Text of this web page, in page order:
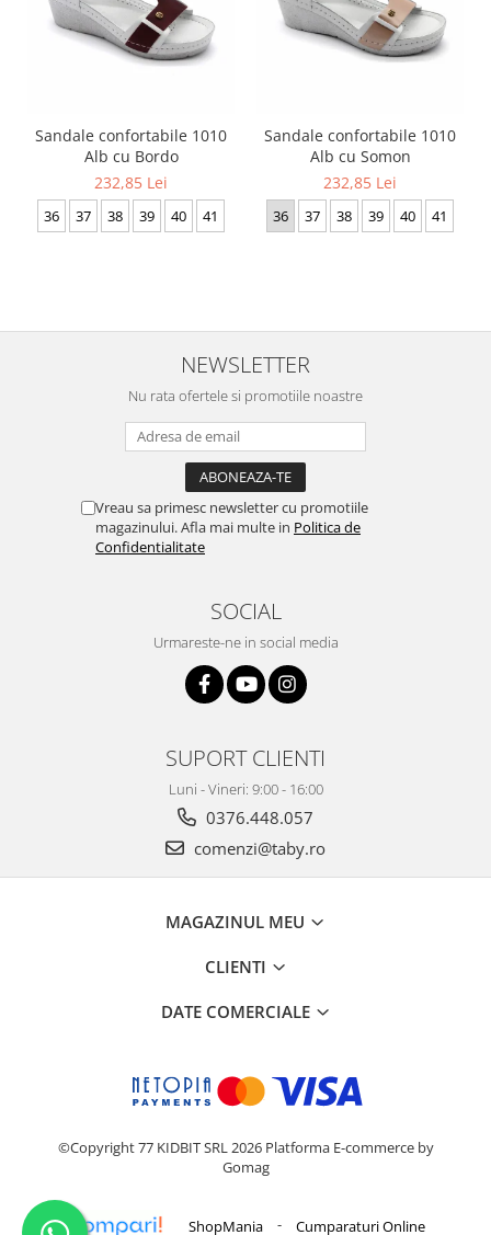
Sandale confortabile 1010
Alb cu Bordo
232,85 Lei
36 37 38 39 40 41
Sandale confortabile 1010
Alb cu Somon
232,85 Lei
36 37 38 39 40 41
NEWSLETTER
Nu rata ofertele si promotiile noastre
Vreau sa primesc newsletter cu promotiile
magazinului. Afla mai multe in Politica de
Confidentialitate
SOCIAL
Urmareste-ne in social media
SUPORT CLIENTI
Luni - Vineri: 9:00 - 16:00
0376.448.057
comenzi@taby.ro
MAGAZINUL MEU
CLIENTI
DATE COMERCIALE
©Copyright 77 KIDBIT SRL 2026 Platforma E-commerce by
Gomag
ShopMania - Cumparaturi Online